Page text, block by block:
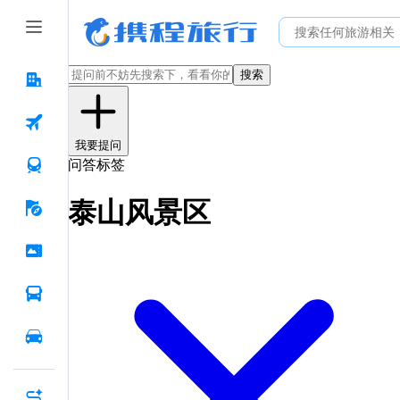
搜索
我要提问
问答标签
泰山风景区